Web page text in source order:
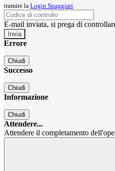
tramite la Login Spaggiari
E-mail inviata, si prega di
Errore
Chiudi
Successo
Chiudi
Informazione
Chiudi
Attendere...
Attendere il completamento